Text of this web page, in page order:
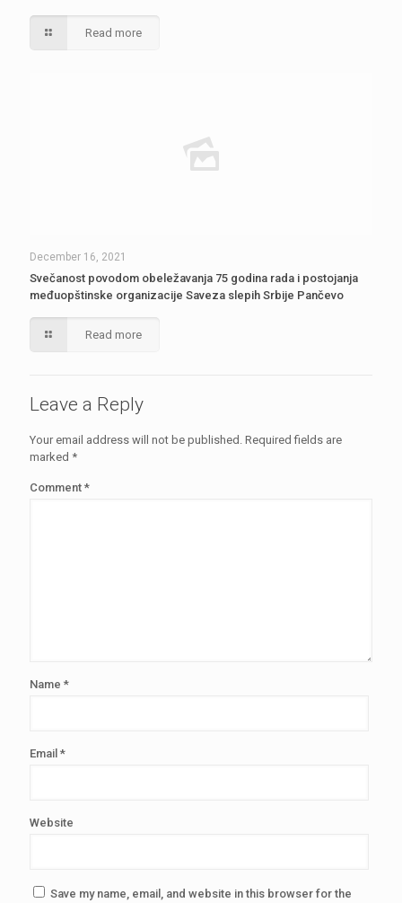
Read more
December 16, 2021
Svečanost povodom obeležavanja 75 godina rada i postojanja
međuopštinske organizacije Saveza slepih Srbije Pančevo
Read more
Leave a Reply
Your email address will not be published. Required fields are
marked *
Comment *
Name *
Email *
Website
Save my name, email, and website in this browser for the